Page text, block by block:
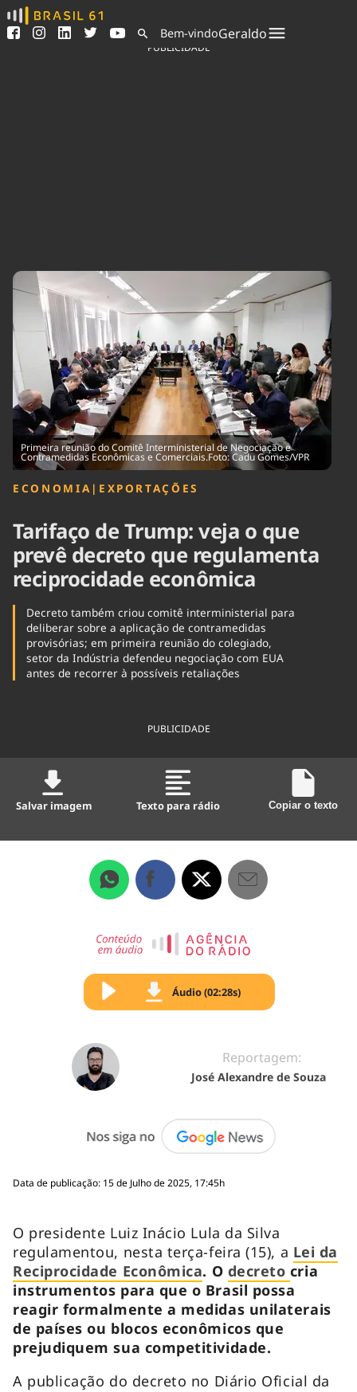
Ver todas as notícias
Podcasts
Indicadores
Agronegócios
Brasil Mineral
Ciência &
Tecnologia
Cinema
Comportamento
Cultura
Economia
Educação
Infraestrutura
Internacional
Meio Ambiente
Podcast
Política
Saúde
Tempo
Bem-vindoGeraldo
PUBLICIDADE
Primeira reunião do Comitê Interministerial de Negociação e
Contramedidas Econômicas e Comerciais.Foto: Cadu Gomes/VPR
ECONOMIA | EXPORTAÇÕES
Tarifaço de Trump: veja o que
prevê decreto que regulamenta
reciprocidade econômica
Decreto também criou comitê interministerial para
deliberar sobre a aplicação de contramedidas
provisórias; em primeira reunião do colegiado,
setor da Indústria defendeu negociação com EUA
antes de recorrer à possíveis retaliações
PUBLICIDADE
Salvar imagem Texto para rádio Copiar o texto
Áudio (02:28s)
Reportagem:
José Alexandre de Souza
Data de publicação: 15 de Julho de 2025, 17:45h
O presidente Luiz Inácio Lula da Silva
regulamentou, nesta terça-feira (15), a Lei da
Reciprocidade Econômica. O decreto cria
instrumentos para que o Brasil possa
reagir formalmente a medidas unilaterais
de países ou blocos econômicos que
prejudiquem sua competitividade.
A publicação do decreto no Diário Oficial da